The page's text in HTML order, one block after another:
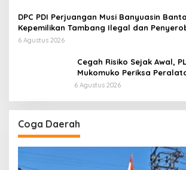
di Kawasan Pesisir
DPC PDI Perjuangan Musi Banyuasin
Kepemilikan Tambang Ilegal dan
6 Agustus 2026
Cegah Risiko Sejak Awal,
Mukomuko Periksa
Petugas secara Rutin
6 Agustus 2026
Coga Daerah